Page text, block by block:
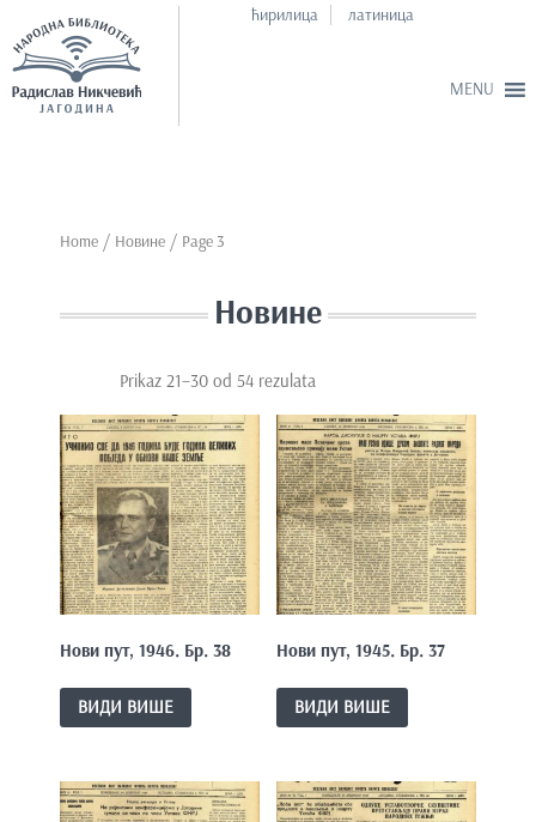
ћирилица латиница
Home / Новине / Page 3
Новине
Prikaz 21–30 od 54 rezulata
Нови пут, 1946. Бр. 38
ВИДИ ВИШЕ
Нови пут, 1945. Бр. 37
ВИДИ ВИШЕ